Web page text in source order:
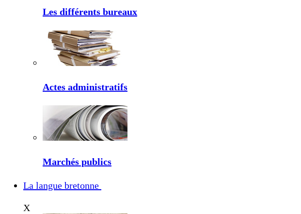
Les différents bureaux
Actes administratifs
Marchés publics
La langue bretonne
X